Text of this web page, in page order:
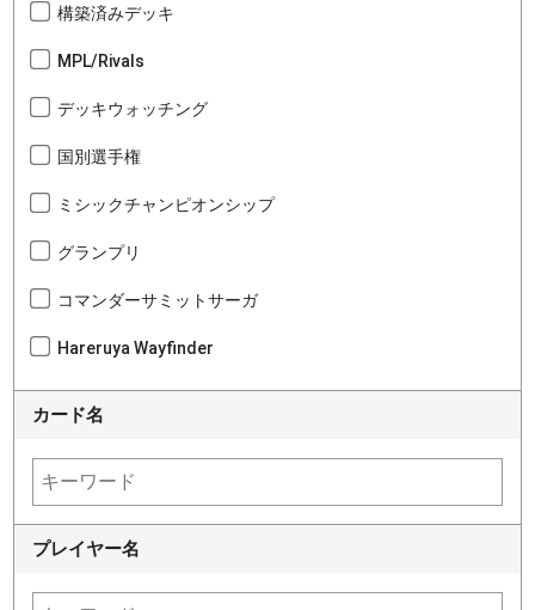
構築済みデッキ
MPL/Rivals
デッキウォッチング
国別選手権
ミシックチャンピオンシップ
グランプリ
コマンダーサミットサーガ
Hareruya Wayfinder
カード名
プレイヤー名